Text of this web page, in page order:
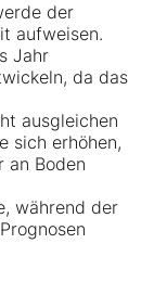
der
aufweisen.
Jahr
da das
ausgleichen
sich erhöhen,
an Boden
während der